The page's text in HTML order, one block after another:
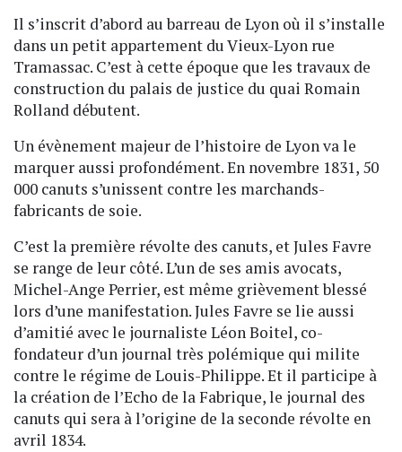
Il s’inscrit d’abord au barreau de Lyon où il s’installe
dans un petit appartement du Vieux-Lyon rue
Tramassac. C’est à cette époque que les travaux de
construction du palais de justice du quai Romain
Rolland débutent.
Un évènement majeur de l’histoire de Lyon va le
marquer aussi profondément. En novembre 1831, 50
000 canuts s’unissent contre les marchands-
fabricants de soie.
C’est la première révolte des canuts, et Jules Favre
se range de leur côté. L’un de ses amis avocats,
Michel-Ange Perrier, est même grièvement blessé
lors d’une manifestation. Jules Favre se lie aussi
d’amitié avec le journaliste Léon Boitel, co-
fondateur d’un journal très polémique qui milite
contre le régime de Louis-Philippe. Et il participe à
la création de l’Echo de la Fabrique, le journal des
canuts qui sera à l’origine de la seconde révolte en
avril 1834.